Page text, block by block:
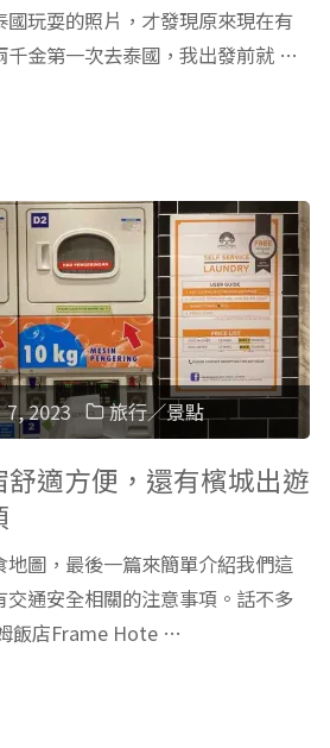
玩耍的照片，才發現原來現在有
千金第一次去泰國，我出發前就 …
7, 2023 旅行／景點
適方便，還有檳城出遊
圖，最後一篇來簡單介紹我們這
通安全相關的注意事項。話不多
飯店Frame Hote …